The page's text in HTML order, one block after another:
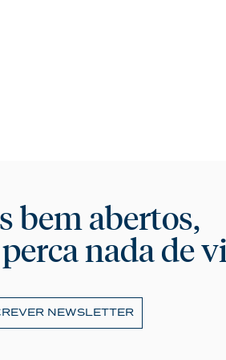
bem abertos,
nada de
NEWSLETTER